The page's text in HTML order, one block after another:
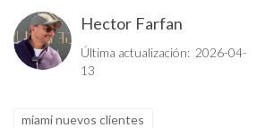
Hector Farfan
Última actualización: 2026-04-
13
miami nuevos clientes